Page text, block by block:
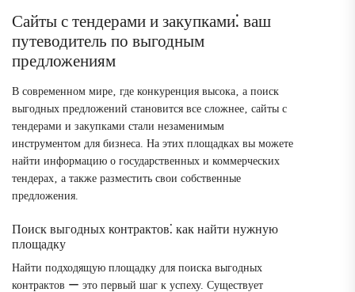
Сайты с тендерами и закупками⁚ ваш
путеводитель по выгодным
предложениям
В современном мире‚ где конкуренция высока‚ а поиск
выгодных предложений становится все сложнее‚ сайты с
тендерами и закупками стали незаменимым
инструментом для бизнеса. На этих площадках вы можете
найти информацию о государственных и коммерческих
тендерах‚ а также разместить свои собственные
предложения.
Поиск выгодных контрактов⁚ как найти нужную
площадку
Найти подходящую площадку для поиска выгодных
контрактов ー это первый шаг к успеху. Существует